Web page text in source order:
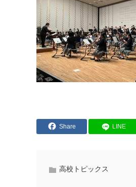
Share LINE
高校トピックス